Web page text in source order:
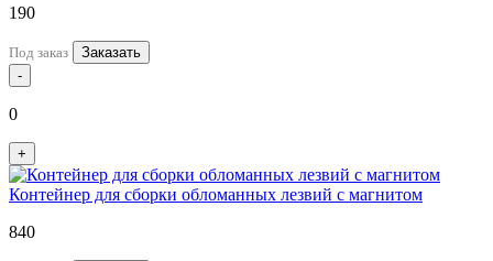
190
Под заказ
Заказать
-
0
+
Контейнер для сборки обломанных лезвий с магнитом
840